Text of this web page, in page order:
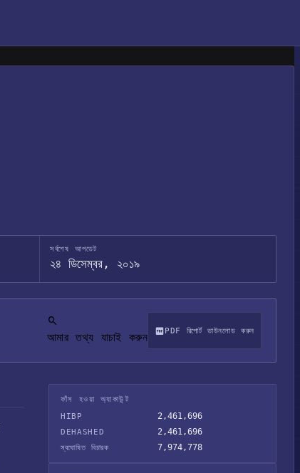
সর্বশেষ আপডেট
২৪ ডিসেম্বর, ২০১৯
আমার তথ্য যাচাই করুন PDF রিপোর্ট ডাউনলোড করুন
ফাঁস হওয়া অ্যাকাউন্ট
HIBP
2,461,696
DEHASHED 2,461,696
স্বঘোষিত বিচারক 7,974,778